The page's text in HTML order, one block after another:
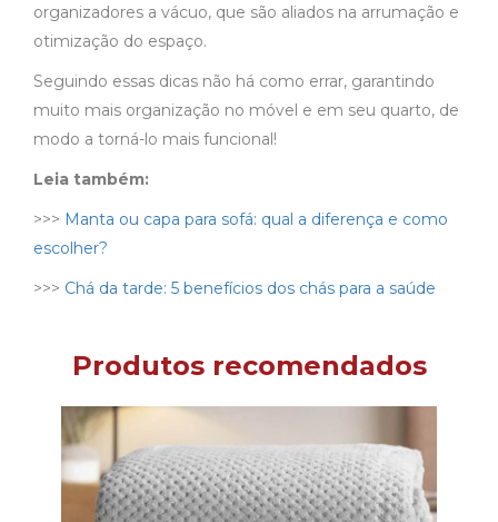
organizadores a vácuo, que são aliados na arrumação e
otimização do espaço.
Seguindo essas dicas não há como errar, garantindo
muito mais organização no móvel e em seu quarto, de
modo a torná-lo mais funcional!
Leia também:
>>> Manta ou capa para sofá: qual a diferença e como
escolher?
>>> Chá da tarde: 5 benefícios dos chás para a saúde
Produtos recomendados